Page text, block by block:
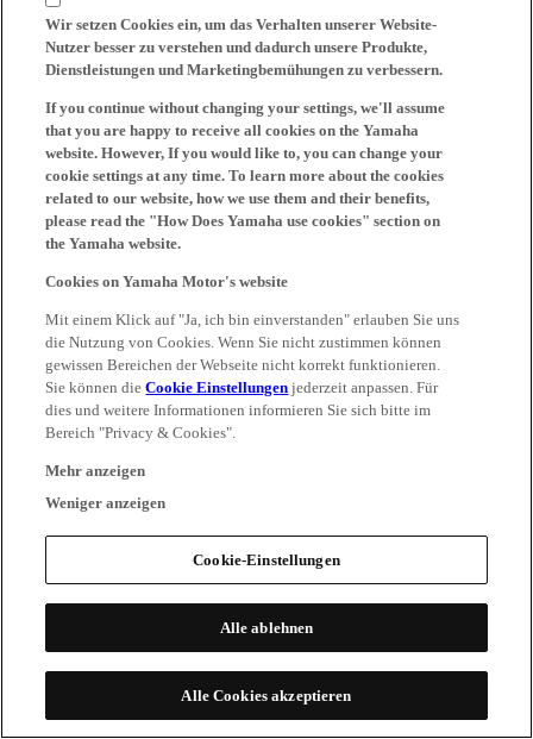
Wir setzen Cookies ein, um das Verhalten unserer Website-
Nutzer besser zu verstehen und dadurch unsere Produkte,
Dienstleistungen und Marketingbemühungen zu verbessern.
If you continue without changing your settings, we'll assume
that you are happy to receive all cookies on the Yamaha
website. However, If you would like to, you can change your
cookie settings at any time. To learn more about the cookies
related to our website, how we use them and their benefits,
please read the "How Does Yamaha use cookies" section on
the Yamaha website.
Cookies on Yamaha Motor's website
Mit einem Klick auf "Ja, ich bin einverstanden" erlauben Sie uns
die Nutzung von Cookies. Wenn Sie nicht zustimmen können
gewissen Bereichen der Webseite nicht korrekt funktionieren.
Sie können dieCookie Einstellungen jederzeit anpassen. Für
dies und weitere Informationen informieren Sie sich bitte im
Bereich "Privacy & Cookies".
Mehr anzeigen
Weniger anzeigen
Cookie-Einstellungen
Alle ablehnen
Alle Cookies akzeptieren